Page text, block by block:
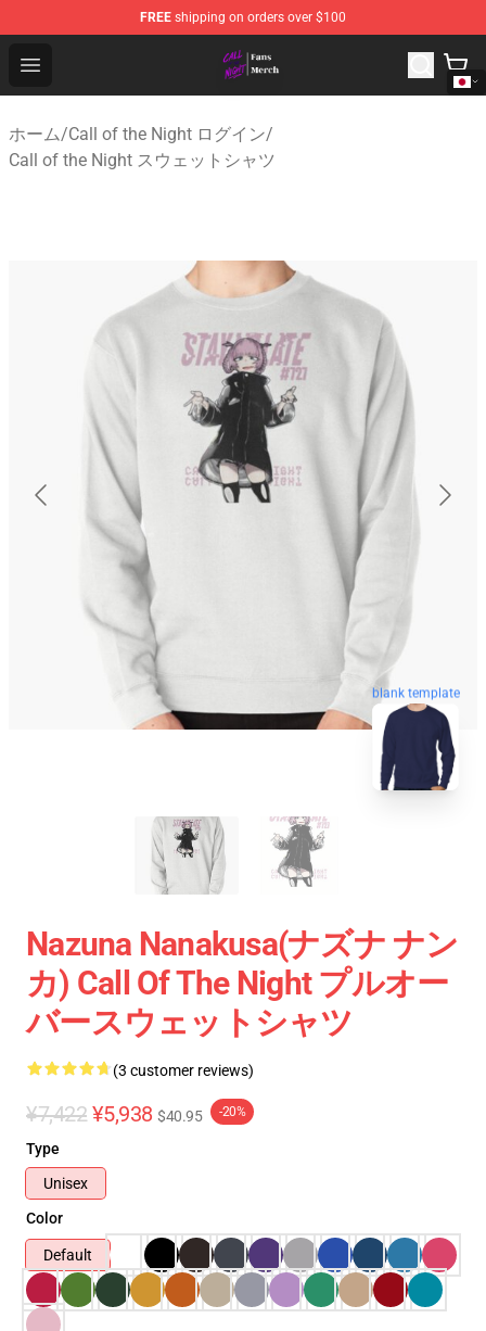
FREE shipping on orders over $100
Open menu
Call of the Night Store - Official Call of the Night
ホーム/Call of the Night ログイン/
Call of the Night スウェットシャツ
blank template
Nazuna Nanakusa(ナズナ ナン
カ) Call Of The Night プルオー
バースウェットシャツ
(3 customer reviews)
¥7,422 ¥5,938 $40.95 -20%
Type
Unisex
Color
Default